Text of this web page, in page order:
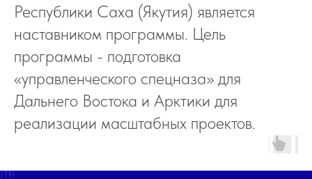
Республики Саха (Якутия) является
наставником программы. Цель
программы - подготовка
«управленческого спецназа» для
Дальнего Востока и Арктики для
реализации масштабных проектов.